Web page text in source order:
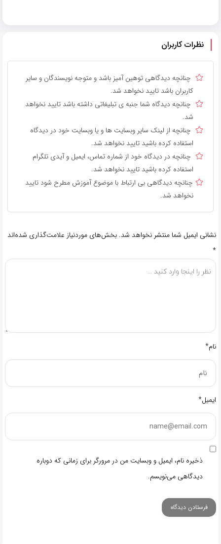
نظرات کاربران
چنانچه دیدگاهی توهین آمیز باشد و متوجه نویسندگان و سایر
کاربران باشد تایید نخواهد شد.
چنانچه دیدگاه شما جنبه ی تبلیغاتی داشته باشد تایید نخواهد
شد.
چنانچه از لینک سایر وبسایت ها و یا وبسایت خود در دیدگاه
استفاده کرده باشید تایید نخواهد شد.
چنانچه در دیدگاه خود از شماره تماس، ایمیل و آیدی تلگرام
استفاده کرده باشید تایید نخواهد شد.
چنانچه دیدگاهی بی ارتباط با موضوع آموزش مطرح شود تایید
نخواهد شد.
نشانی ایمیل شما منتشر نخواهد شد. بخش‌های موردنیاز علامت‌گذاری شده‌اند
*
نام*
ایمیل*
ذخیره نام، ایمیل و وبسایت من در مرورگر برای زمانی که دوباره
دیدگاهی می‌نویسم.